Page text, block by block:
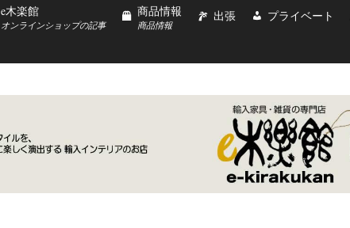
e木楽館
オンラインショップの記事
商品情報
商品情報
出張 プライベート